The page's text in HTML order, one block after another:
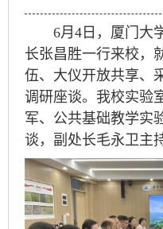
6月4日，厦门大
长张昌胜一行来校，
伍、大仪开放共享、
调研座谈。我校实验
军、公共基础教学实
谈，副处长毛永卫主